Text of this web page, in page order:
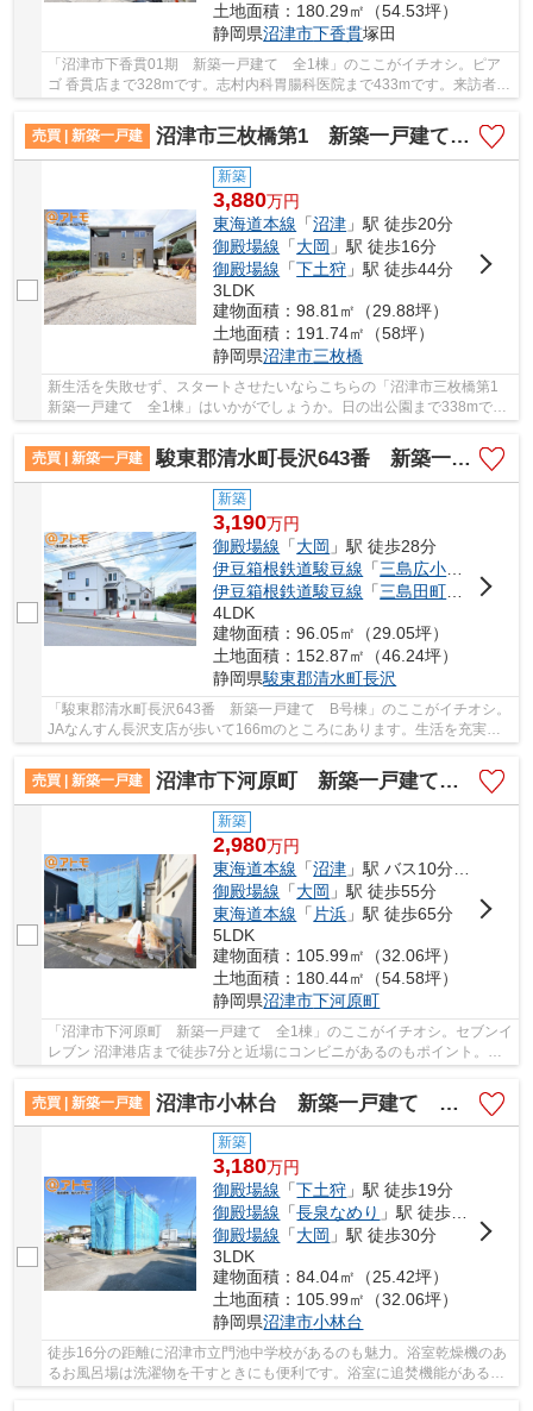
土地面積：180.29㎡（54.53坪）
静岡県沼津市下香貫塚田
「沼津市下香貫01期 新築一戸建て 全1棟」のここがイチオシ。ピア
ゴ 香貫店まで328mです。志村内科胃腸科医院まで433mです。来訪者の
売買 | 新築一戸建
沼津市三枚橋第1 新築一戸建て 全1棟
新築
3,880万円
東海道本線 「沼津 」駅 徒歩20分
御殿場線 「大岡 」駅 徒歩16分
御殿場線 「下土狩 」駅 徒歩44分
3LDK
建物面積：98.81㎡（29.88坪）
土地面積：191.74㎡（58坪）
静岡県沼津市三枚橋
新生活を失敗せず、スタートさせたいならこちらの「沼津市三枚橋第1
新築一戸建て 全1棟」はいかがでしょうか。日の出公園まで338mで
売買 | 新築一戸建
駿東郡清水町長沢643番 新築一戸建て B号棟
新築
3,190万円
御殿場線 「大岡 」駅 徒歩28分
伊豆箱根鉄道駿豆線 「三島広小路
伊豆箱根鉄道駿豆線 「三島田町 」駅 徒歩
4LDK
建物面積：96.05㎡（29.05坪）
土地面積：152.87㎡（46.24坪）
静岡県駿東郡清水町長沢
「駿東郡清水町長沢643番 新築一戸建て B号棟」のここがイチオシ。
JAなんすん長沢支店が歩いて166mのところにあります。生活を充実さ
せる利便性が高い新築の戸建て物件です。広々と...
売買 | 新築一戸建
沼津市下河原町 新築一戸建て 全1棟
新築
2,980万円
東海道本線 「沼津 」駅 バス10分 「勝呂病院前」 停歩5分
御殿場線 「大岡 」駅 徒歩55分
東海道本線 「 片浜 」駅 徒歩65分
5LDK
建物面積：105.99㎡（32.06坪）
土地面積：180.44㎡（54.58坪）
静岡県沼津市下河原町
「沼津市下河原町 新築一戸建て 全1棟」のここがイチオシ。セブンイ
レブン 沼津港店まで徒歩7分と近場にコンビニがあるのもポイント。う
れしい購入価格2980万円の物件でゆとりある生...
売買 | 新築一戸建
沼津市小林台 新築一戸建て 全1棟
新築
3,180万円
御殿場線 「下土狩 」駅 徒歩19分
御殿場線 「長泉なめり 」駅 徒歩33分
御殿場線 「大岡 」駅 徒歩30分
3LDK
建物面積：84.04㎡（25.42坪）
土地面積：105.99㎡（32.06坪）
静岡県沼津市小林台
徒歩16分の距離に沼津市立門池中学校があるのも魅力。浴室乾燥機のあ
るお風呂場は洗濯物を干すときにも便利です。浴室に追焚機能があるの